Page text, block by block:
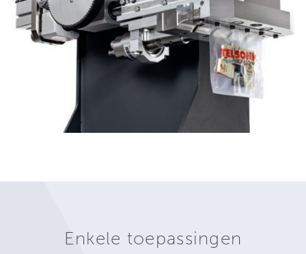
Enkele toepassingen